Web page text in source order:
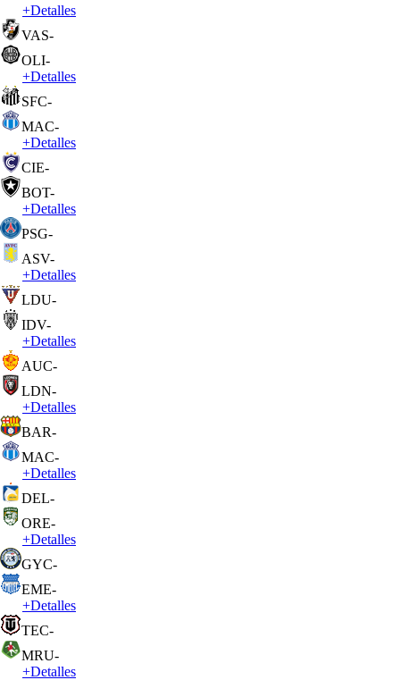
+Detalles
VAS-
OLI-
+Detalles
SFC-
MAC-
+Detalles
CIE-
BOT-
+Detalles
PSG-
ASV-
+Detalles
LDU-
IDV-
+Detalles
AUC-
LDN-
+Detalles
BAR-
MAC-
+Detalles
DEL-
ORE-
+Detalles
GYC-
EME-
+Detalles
TEC-
MRU-
+Detalles